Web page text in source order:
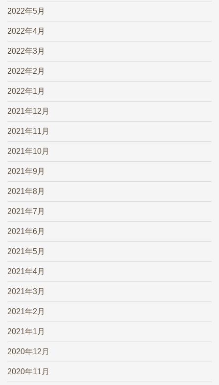
2022年5月
2022年4月
2022年3月
2022年2月
2022年1月
2021年12月
2021年11月
2021年10月
2021年9月
2021年8月
2021年7月
2021年6月
2021年5月
2021年4月
2021年3月
2021年2月
2021年1月
2020年12月
2020年11月